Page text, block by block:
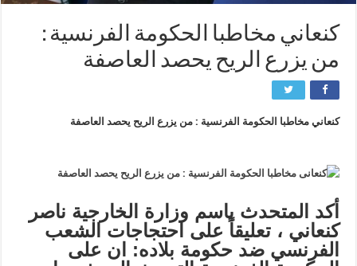
كنعاني مخاطبا الحكومة الفرنسية :
من يزرع الريح يحصد العاصفة
كنعاني مخاطبا الحكومة الفرنسية : من يزرع الريح يحصد العاصفة
أكد المتحدث باسم وزارة الخارجية ناصر
كنعاني ، تعليقاً على احتجاجات الشعب
الفرنسي ضد حكومة بلاده: ان على